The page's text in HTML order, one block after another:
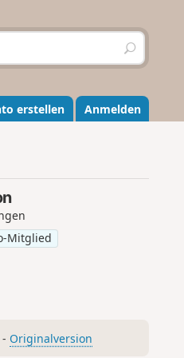
S
u
h
e
n
erstellen Anmelden
Mitglied
Originalversion